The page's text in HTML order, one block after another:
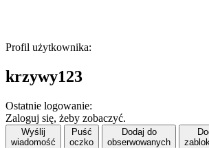
Profil użytkownika:
krzywy123
Ostatnie logowanie:
Zaloguj się, żeby zobaczyć.
Wyślij
wiadomość
Puść
oczko
Dodaj do
obserwowanych